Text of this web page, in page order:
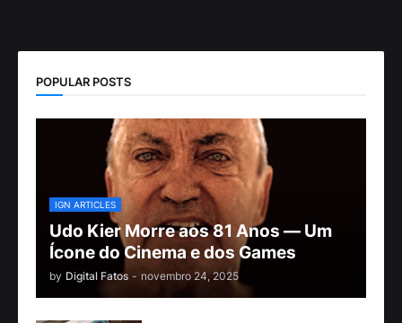
POPULAR POSTS
IGN ARTICLES
Udo Kier Morre aos 81 Anos — Um
Ícone do Cinema e dos Games
by Digital Fatos - novembro 24, 2025